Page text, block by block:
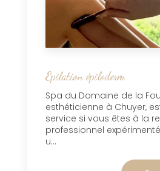
Epilation épiloderm
Spa du Domaine de la
esthéticienne à Chuyer,
service si vous êtes à la
professionnel
u...